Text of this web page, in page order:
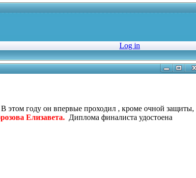
Log in
этом году он впервые проходил , кроме очной защиты,
Елизавета. Диплома финалиста удостоена